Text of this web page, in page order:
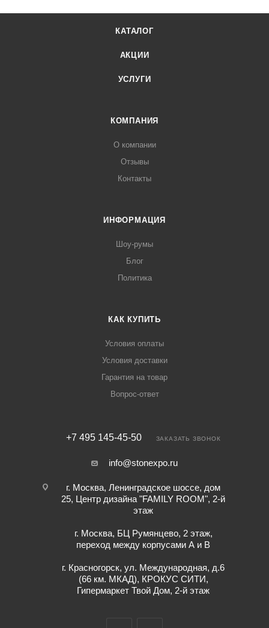
КАТАЛОГ
АКЦИИ
УСЛУГИ
КОМПАНИЯ
О компании
Отзывы
Контакты
ИНФОРМАЦИЯ
Шоу-румы
Блог
Политика
КАК КУПИТЬ
Условия оплаты
Условия доставки
Гарантия на товар
Вопрос-ответ
+7 495 145-45-50 ЗАКАЗАТЬ ЗВОНОК
info@stonexpo.ru
г. Москва, Ленинградское шоссе, дом
25, Центр дизайна "FAMILY ROOM", 2-й
этаж
г. Москва, БЦ Румянцево, 2 этаж,
переход между корпусами А и В
г. Красногорск, ул. Международная, д.6
(66 км. МКАД), КРОКУС СИТИ,
Гипермаркет Твой Дом, 2-й этаж